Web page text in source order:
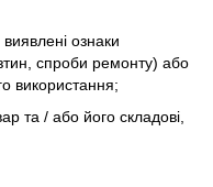
ознаки
спроби ремонту) або
використання;
та / або його складові,